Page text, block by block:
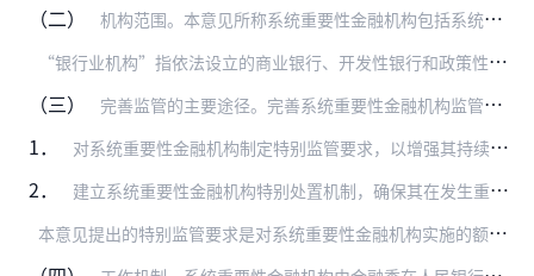
（二） 机构范围。本意见所称系统重要性金融机构包括系统重要性银行业机构、系统重要性证券业机构、系统重要性保险业机构，以及国务院金融稳定发展委员会（以下简称金融委）认定的…
“
银行业机构”指依法设立的商业银行、开发性银行和政策性银行；“证券业机构”指依法设立的从事证券、期货、基金业务的法人机构；“保险业机构”指依法设立的从事保险业务…
（三）
完善监管的主要途径。完善系统重要性金融机构监管，主要通过两条途径实现：
1． 对系统重要性金融机构制定特别监管要求，以增强其持续经营能力，降低发生重大风险的可能性。
2． 建立系统重要性金融机构特别处置机制，确保其在发生重大风险时，能够得到安全、快速、有效处置，保障其关键业务和服务不中断，同时防范“大而不能倒”风险。
本
意见提出的特别监管要求是对系统重要性金融机构实施的额外监管措施，不取代银行业、证券业、保险业监管部门的日常监管职责。